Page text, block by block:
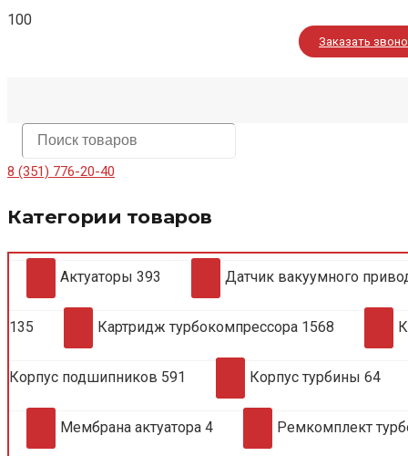
Заказать
8 (351) 776-20-40
Категории товаров
Актуаторы 393 Датчик вакуумного
135 Картридж турбокомпрессора 1568
Корпус подшипников 591 Корпус турбины 64
Мембрана актуатора 4 Ремкомплект